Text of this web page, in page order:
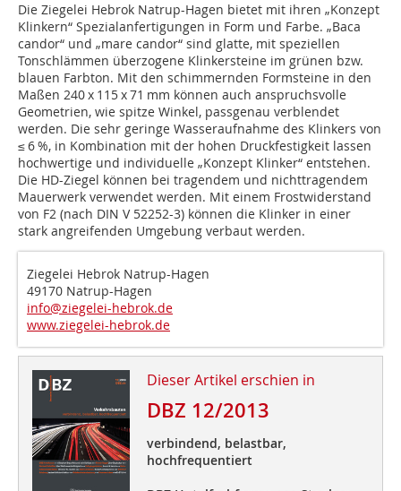
Die Ziegelei Hebrok Natrup-Hagen bietet mit ihren „Konzept
Klinkern“ Spezialanfertigungen in Form und Farbe. „Baca
candor“ und „mare candor“ sind glatte, mit speziellen
Tonschlämmen überzogene Klinkersteine im grünen bzw.
blauen Farbton. Mit den schimmernden Formsteine in den
Maßen 240 x 115 x 71 mm können auch anspruchsvolle
Geometrien, wie spitze Winkel, passgenau verblendet
werden. Die sehr geringe Wasseraufnahme des Klinkers von
≤ 6 %, in Kombination mit der hohen Druckfestigkeit lassen
hochwertige und individuelle „Konzept Klinker“ entstehen.
Die HD-Ziegel können bei tragendem und nichttragendem
Mauerwerk verwendet werden. Mit einem Frostwiderstand
von F2 (nach DIN V 52252-3) können die Klinker in einer
stark angreifenden Umgebung verbaut werden.
Ziegelei Hebrok Natrup-Hagen
49170 Natrup-Hagen
info@ziegelei-hebrok.de
www.ziegelei-hebrok.de
Dieser Artikel erschien in
DBZ 12/2013
verbindend, belastbar,
hochfrequentiert